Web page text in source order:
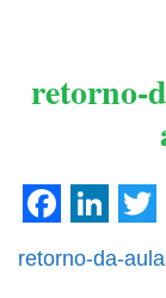
retorno-
retorno-da-